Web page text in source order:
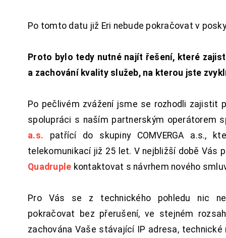
Po tomto datu již Eri nebude pokračovat v
Proto bylo tedy nutné najít řešení, které
a zachování kvality služeb, na kterou jste
Po pečlivém zvážení jsme se rozhodli zajistit
spolupráci s naším partnerským operátorem
a.s. patřící do skupiny COMVERGA a.s.,
telekomunikací již 25 let. V nejbližší době Vás
Quadruple kontaktovat s návrhem nového
Pro Vás se z technického pohledu nic
pokračovat bez přerušení, ve stejném
zachována Vaše stávající IP adresa, technické